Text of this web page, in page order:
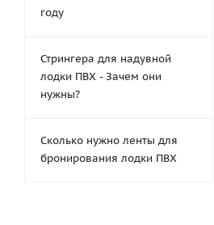
году
Стрингера для надувной
лодки ПВХ - Зачем они
нужны?
Сколько нужно ленты для
бронирования лодки ПВХ